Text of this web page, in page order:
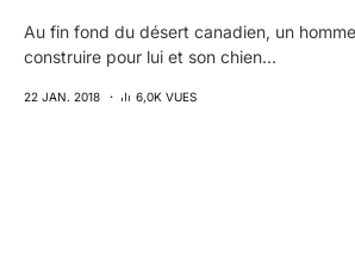
Au fin fond du désert canadien, un
construire pour lui et son chien…
22 JAN. 2018 6,0K VUES